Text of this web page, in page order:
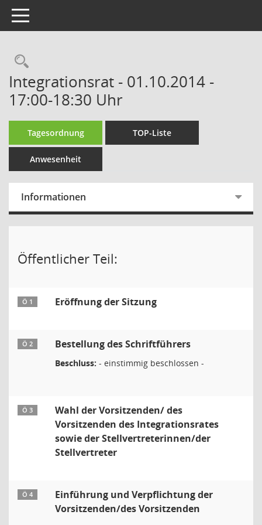
Toggle navigation
Rechercheauswahl
Integrationsrat - 01.10.2014 -
17:00-18:30 Uhr
Tagesordnung TOP-Liste
Anwesenheit
Informationen
Öffentlicher Teil:
Ö 1 Eröffnung der Sitzung
Ö 2 Bestellung des Schriftführers
Beschluss: - einstimmig beschlossen -
Ö 3
Wahl der Vorsitzenden/ des
Vorsitzenden des Integrationsrates
sowie der Stellvertreterinnen/der
Stellvertreter
Ö 4
Einführung und Verpflichtung der
Vorsitzenden/des Vorsitzenden